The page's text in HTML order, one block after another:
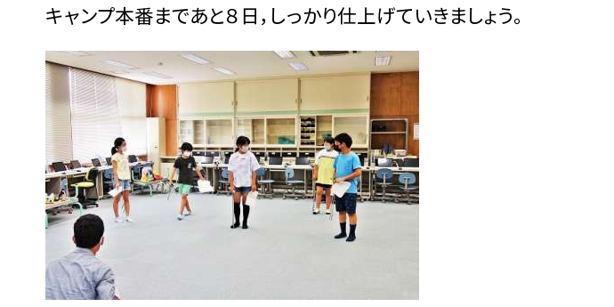
キャンプ本番まであと８日，しっかり仕上げていきましょう。